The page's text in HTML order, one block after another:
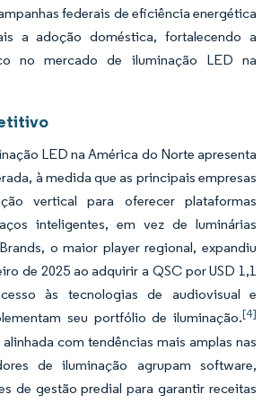
federais de eficiência energética
a adoção doméstica, fortalecendo a
no mercado de iluminação LED na
LED na América do Norte apresenta
à medida que as principais empresas
vertical para oferecer plataformas
inteligentes, em vez de luminárias
o maior player regional, expandiu
de 2025 ao adquirir a QSC por USD 1,1
às tecnologias de audiovisual e
seu portfólio de iluminação.[4]
com tendências mais amplas nas
de iluminação agrupam software,
de gestão predial para garantir receitas